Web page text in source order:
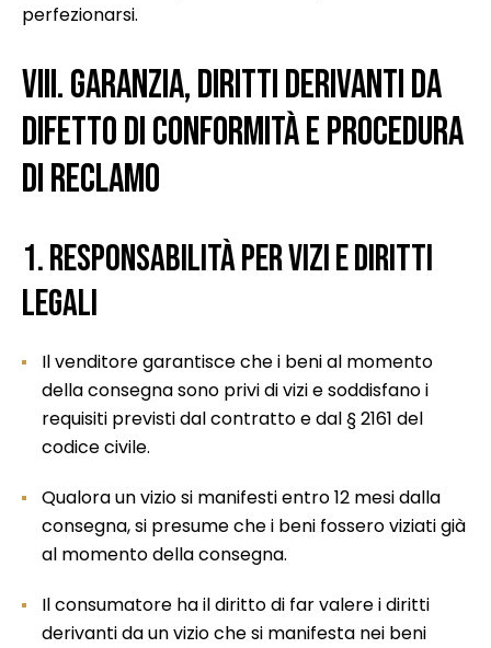
perfezionarsi.
VIII. GARANZIA, DIRITTI DERIVANTI DA
DIFETTO DI CONFORMITÀ E PROCEDURA
DI RECLAMO
1. Responsabilità per vizi e diritti
legali
Il venditore garantisce che i beni al momento
della consegna sono privi di vizi e soddisfano i
requisiti previsti dal contratto e dal § 2161 del
codice civile.
Qualora un vizio si manifesti entro 12 mesi dalla
consegna, si presume che i beni fossero viziati già
al momento della consegna.
Il consumatore ha il diritto di far valere i diritti
derivanti da un vizio che si manifesta nei beni